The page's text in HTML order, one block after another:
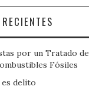
por un Tratado de
Fósiles
delito